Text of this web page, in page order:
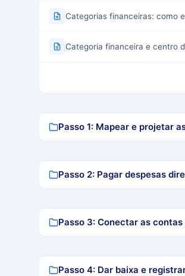
Categorias financeiras: como
Categoria financeira e centro
Passo 1: Mapear e projetar
Passo 2: Pagar despesas
Passo 3: Conectar as
Passo 4: Dar baixa e